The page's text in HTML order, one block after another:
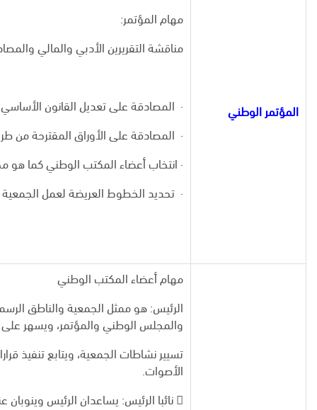
المؤتمر الوطني
مهام المؤتمر:
مناقشة التقريرين الأدبي والمالي
· المصادقة على تعديل القانون
· المصادقة على الأوراق المقترحة من
· انتخاب أعضاء المكتب الوطني كما
· تحديد الخطوط العريضة لعمل الجمعية
مهام أعضاء المكتب الوطني
الرئيس: هو ممثل الجمعية والناطق
والمجلس الوطني والمؤتمر، ويسهر
تسيير نشاطات الجمعية، ويتابع تنفيذ
الأصوات.
 نائبا الرئيس: يساعدان الرئيس وينوبان عنه في حالة وفاته أو عجزه أو غيابه أو بتفويض منه.